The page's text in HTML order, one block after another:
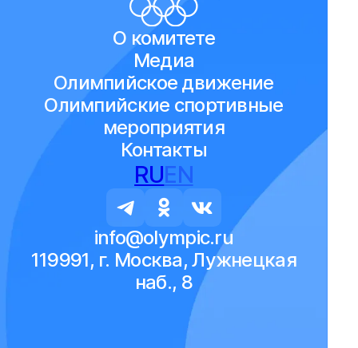
О комитете
Медиа
Олимпийское движение
Олимпийские спортивные
мероприятия
Контакты
RUEN
info@olympic.ru
119991, г. Москва, Лужнецкая
наб., 8